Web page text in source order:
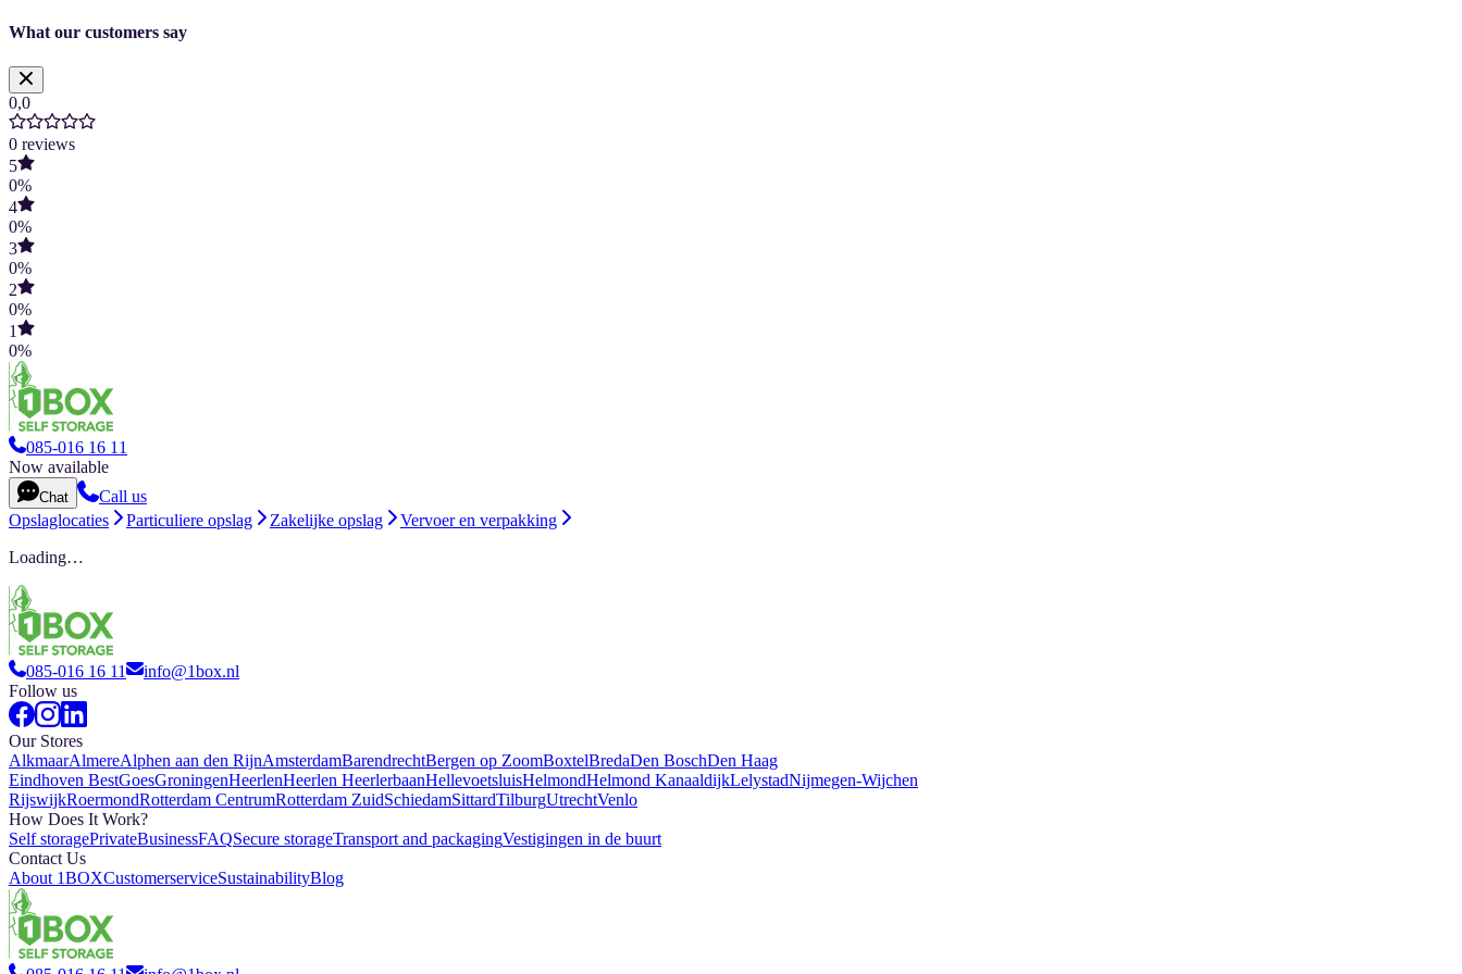
What our customers say
0,0
0 reviews
5
0%
4
0%
3
0%
2
0%
1
0%
085-016 16 11
Now available
Chat
Call us
Opslaglocaties
Particuliere opslag Zakelijke opslag
Vervoer en verpakking
Loading…
085-016 16 11
info@1box.nl
Follow us
Our Stores
AlkmaarAlmereAlphen aan den RijnAmsterdamBarendrechtBergen op ZoomBoxtelBredaDen BoschDen Haag
Eindhoven BestGoesGroningenHeerlenHeerlen HeerlerbaanHellevoetsluisHelmondHelmond KanaaldijkLelystadNijmegen-Wijchen
RijswijkRoermondRotterdam CentrumRotterdam ZuidSchiedamSittardTilburgUtrechtVenlo
How Does It Work?
Self storagePrivateBusinessFAQSecure storageTransport and packagingVestigingen in de buurt
Contact Us
About 1BOXCustomerserviceSustainabilityBlog